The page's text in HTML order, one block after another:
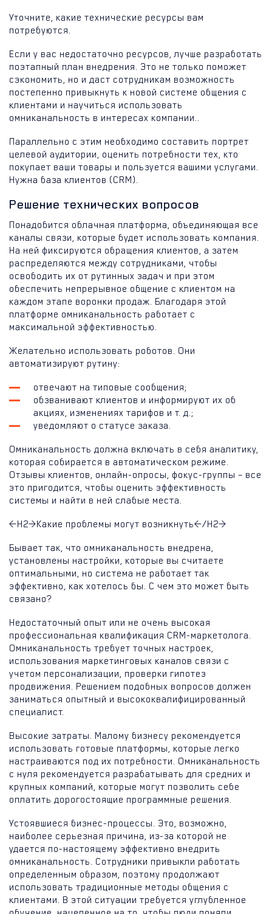
Уточните, какие технические ресурсы вам
потребуются.
Если у вас недостаточно ресурсов, лучше разработать
поэтапный план внедрения. Это не только поможет
сэкономить, но и даст сотрудникам возможность
постепенно привыкнуть к новой системе общения с
клиентами и научиться использовать
омниканальность в интересах компании..
Параллельно с этим необходимо составить портрет
целевой аудитории, оценить потребности тех, кто
покупает ваши товары и пользуется вашими услугами.
Нужна база клиентов (CRM).
Решение технических вопросов
Понадобится облачная платформа, объединяющая все
каналы связи, которые будет использовать компания.
На ней фиксируются обращения клиентов, а затем
распределяются между сотрудниками, чтобы
освободить их от рутинных задач и при этом
обеспечить непрерывное общение с клиентом на
каждом этапе воронки продаж. Благодаря этой
платформе омниканальность работает с
максимальной эффективностью.
Желательно использовать роботов. Они
автоматизируют рутину:
отвечают на типовые сообщения;
обзванивают клиентов и информируют их об
акциях, изменениях тарифов и т. д.;
уведомляют о статусе заказа.
Омниканальность должна включать в себя аналитику,
которая собирается в автоматическом режиме.
Отзывы клиентов, онлайн-опросы, фокус-группы – все
это пригодится, чтобы оценить эффективность
системы и найти в ней слабые места.
<H2>Какие проблемы могут возникнуть</H2>
Бывает так, что омниканальность внедрена,
установлены настройки, которые вы считаете
оптимальными, но система не работает так
эффективно, как хотелось бы. С чем это может быть
связано?
Недостаточный опыт или не очень высокая
профессиональная квалификация CRM-маркетолога.
Омниканальность требует точных настроек,
использования маркетинговых каналов связи с
учетом персонализации, проверки гипотез
продвижения. Решением подобных вопросов должен
заниматься опытный и высококвалифицированный
специалист.
Высокие затраты. Малому бизнесу рекомендуется
использовать готовые платформы, которые легко
настраиваются под их потребности. Омниканальность
с нуля рекомендуется разрабатывать для средних и
крупных компаний, которые могут позволить себе
оплатить дорогостоящие программные решения.
Устоявшиеся бизнес-процессы. Это, возможно,
наиболее серьезная причина, из-за которой не
удается по-настоящему эффективно внедрить
омниканальность. Сотрудники привыкли работать
определенным образом, поэтому продолжают
использовать традиционные методы общения с
клиентами. В этой ситуации требуется углубленное